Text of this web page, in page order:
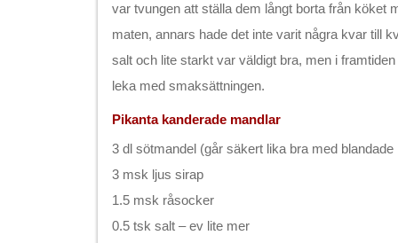
var tvungen att ställa dem långt borta från köket
maten, annars hade det inte varit några kvar till
salt och lite starkt var väldigt bra, men i
leka med smaksättningen.
Pikanta kanderade mandlar
3 dl sötmandel (går säkert lika bra med blandade
3 msk ljus sirap
1.5 msk råsocker
0.5 tsk salt – ev lite mer